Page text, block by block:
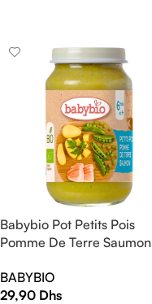
Babybio Pot Petits Pois
Pomme De Terre Saumon
BABYBIO
29,90 Dhs